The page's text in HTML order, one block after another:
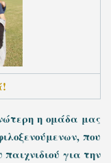
η ομάδα μας
που
για την